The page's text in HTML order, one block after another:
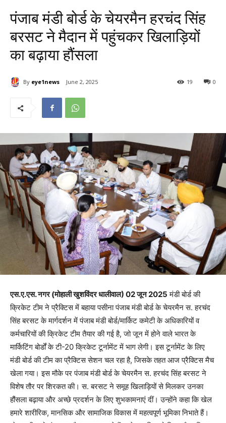
पंजाब मंडी बोर्ड के चेयरमैन हरचंद सिंह
बरसट ने मैदान में पहुंचकर खिलाड़ियों
का बढ़ाया हौंसला
By eye1news June 2, 2025 0
19
एस.ए.एस. नगर (मोहाली खुशविंदर धालीवाल) 02 जून 2025 मंडी बोर्ड की
क्रिकेट टीम ने प्रैक्टिस में बहाया पसीना पंजाब मंडी बोर्ड के चेयरमैन स. हरचंद
सिंह बरसट के मार्गदर्शन में पंजाब मंडी बोर्ड/मार्किट कमेटी के अधिकारियों व
कर्मचारियों की क्रिकेट टीम तैयार की गई है, जो जून में होने वाले भारत के
मार्किटिंग बोर्डों के टी-20 क्रिकेट टूर्नामेंट में भाग लेगी। इस टूर्नामेंट के लिए
मंडी बोर्ड की टीम का प्रैक्टिस सेशन चल रहा है, जिसके तहत आज प्रैक्टिस मैच
खेला गया। इस मौके पर पंजाब मंडी बोर्ड के चेयरमैन स. हरचंद सिंह बरसट ने
विशेष तौर पर शिरकत की। स. बरसट ने समूह खिलाड़ियों से मिलकर उनका
हौंसला बढ़ाया और अच्छे प्रदर्शन के लिए शुभकामनाएं दीं। उन्होंने कहा कि खेल
हमारे शारीरिक, मानसिक और सामाजिक विकास में महत्वपूर्ण भूमिका निभाते हैं।